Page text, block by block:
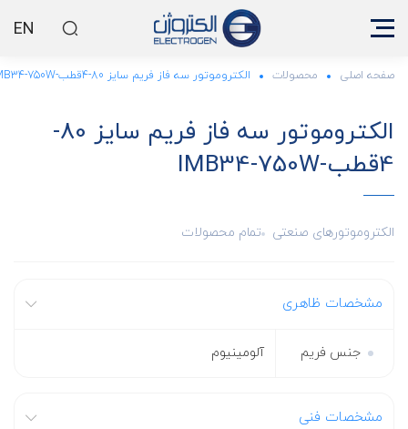
EN
صفحه اصلی محصولات الکتروموتور سه فاز فریم سایز 80-4قطب-IMB34-750W
الکتروموتور سه فاز فریم سایز 80-
4قطب-IMB34-750W
الکتروموتورهای صنعتی تمام محصولات
مشخصات ظاهری
جنس فریم آلومینیوم
مشخصات فنی